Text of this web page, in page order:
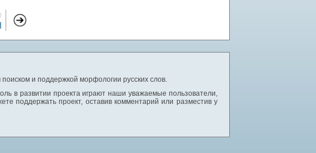
и поддержкой морфологии русских слов.
в развитии проекта играют наши уважаемые пользователи,
поддержать проект, оставив комментарий или разместив у